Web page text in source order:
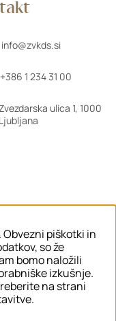
info@zvkds.si
+386 1 234 31 00
ulica 1, 1000
Ljubljana
piškotki in
so že
bomo naložili
izkušnje.
na strani